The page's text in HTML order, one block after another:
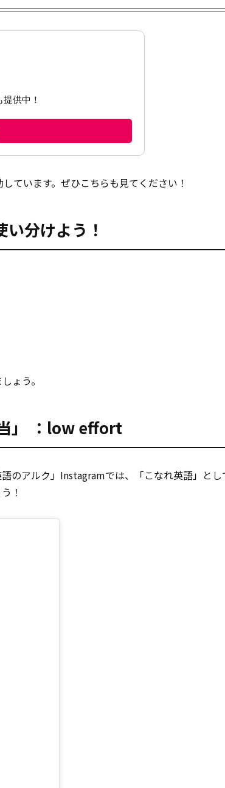
ています。ぜひこちらも見てください！
い分けよう！
ょう。
」 ：low effort
のアルク」Instagramでは、「こなれ英語」とし
！